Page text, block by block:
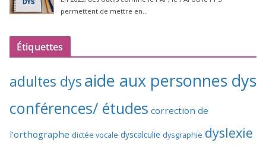
Étiquettes
adultes dysaide aux personnes dys
conférences/ études correction de
l'orthographe dictée vocale dyscalculie dysgraphie dyslexie